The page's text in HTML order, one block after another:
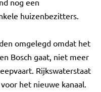
nog een
huizenbezitters.
omgelegd omdat het
Bosch gaat, niet meer
Rijkswaterstaat
het nieuwe kanaal.